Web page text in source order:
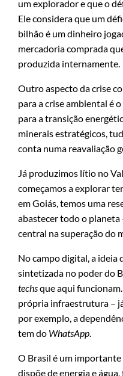
um explorador e que o
Ele considera que um
bilhão é um dinheiro
mercadoria comprada
produzida internamente.
Outro aspecto da crise
para a crise ambiental é
para a transição
minerais estratégicos,
conta numa reavaliação
Já produzimos lítio no
começamos a explorar
em Goiás, temos uma
abastecer todo o planeta
central na superação do
No campo digital, a ideia
sintetizada no poder do
techsque aqui
própria infraestrutura –
por exemplo, a
tem do WhatsApp.
O Brasil é um importante
dispõe de energia e